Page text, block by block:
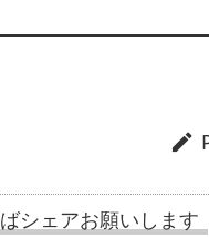

シェアお願いします